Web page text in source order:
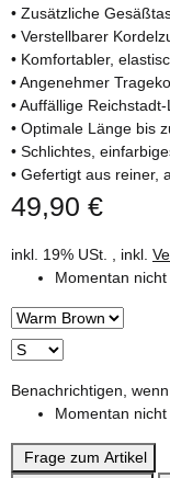
• Zusätzliche
• Verstellbarer
• Komfortabler,
• Angenehmer
• Auffällige
• Optimale Länge bis
• Schlichtes,
• Gefertigt aus reiner,
49,90 €
inkl. 19% USt. , inkl.
Momentan
Benachrichtigen,
Momentan
Frage zum Artikel